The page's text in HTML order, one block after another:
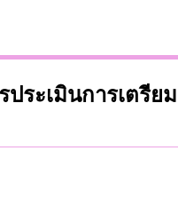
ระเมินการเตรี